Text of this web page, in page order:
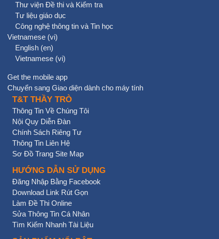
Thư viện Đề thi và Kiểm tra
Tư liệu giáo dục
Công nghệ thông tin và Tin học
Vietnamese ‎(vi)‎
English ‎(en)‎
Vietnamese ‎(vi)‎
Get the mobile app
Chuyển sang Giao diện dành cho máy tính
T&T THẦY TRÒ
Thông Tin Về Chúng Tôi
Nội Quy Diễn Đàn
Chính Sách Riêng Tư
Thông Tin Liên Hệ
Sơ Đồ Trang Site Map
HƯỚNG DẪN SỬ DỤNG
Đăng Nhập Bằng Facebook
Download Link Rút Gọn
Làm Đề Thi Online
Sửa Thông Tin Cá Nhân
Tìm Kiếm Nhanh Tài Liệu